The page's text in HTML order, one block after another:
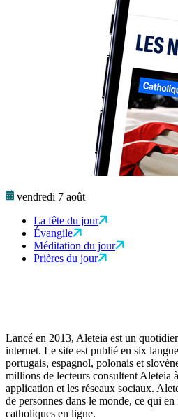
vendredi 7 août
La fête du jour
Évangile
Méditation du jour
Prières du jour
Lancé en 2013, Aleteia est un
internet. Le site est publié en six
portugais, espagnol, polonais et
millions de lecteurs consultent Aleteia
application et les réseaux sociaux.
de personnes dans le monde, ce qui
catholiques en ligne.